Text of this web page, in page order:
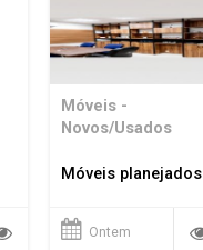
Móveis -
Novos/Usados
Móveis planejados
Ontem